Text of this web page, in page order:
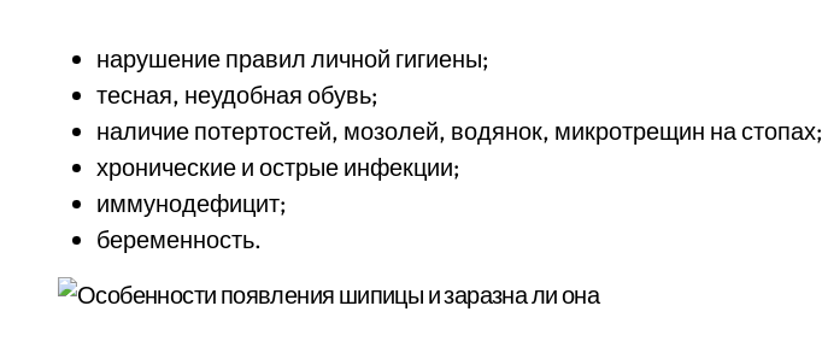
нарушение правил личной гигиены;
тесная, неудобная обувь;
наличие потертостей, мозолей, водянок, микротрещин на стопах;
хронические и острые инфекции;
иммунодефицит;
беременность.